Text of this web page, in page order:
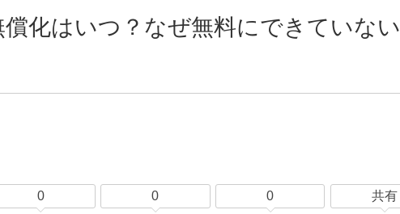
償化はいつ？なぜ無料にできていない
0 0 0 共有